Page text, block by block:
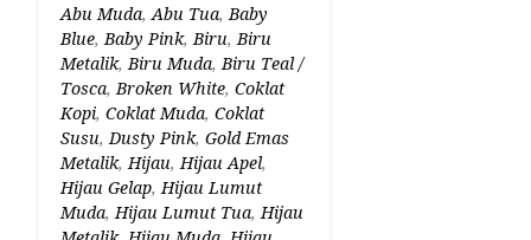
Abu Muda, Abu Tua, Baby
Blue, Baby Pink, Biru, Biru
Metalik, Biru Muda, Biru Teal /
Tosca, Broken White, Coklat
Kopi, Coklat Muda, Coklat
Susu, Dusty Pink, Gold Emas
Metalik, Hijau, Hijau Apel,
Hijau Gelap, Hijau Lumut
Muda, Hijau Lumut Tua, Hijau